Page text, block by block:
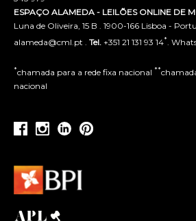
ESPAÇO ALAMEDA - LEILÕES ONLINE DE
Luna de Oliveira, 15 B . 1900-166 Lisboa -
alameda@cml.pt . Tel. +351 21 131 93 14* .
*chamada para a rede fixa nacional **
nacional